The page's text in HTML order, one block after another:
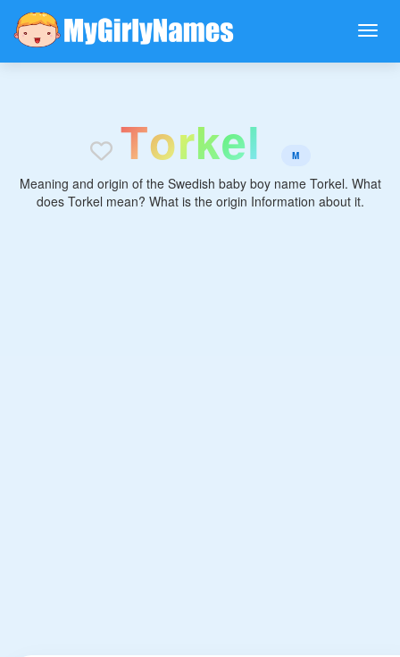
Torkel M
Meaning and origin of the Swedish baby boy name Torkel. What
does Torkel mean? What is the origin Information about it.